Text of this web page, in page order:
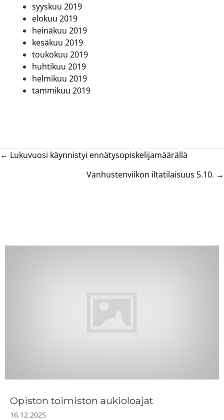
syyskuu 2019
elokuu 2019
heinäkuu 2019
kesäkuu 2019
toukokuu 2019
huhtikuu 2019
helmikuu 2019
tammikuu 2019
Posts
← Lukuvuosi käynnistyi ennätysopiskelijamäärällä
Vanhustenviikon iltatilaisuus 5.10. →
Opiston toimiston aukioloajat
16.12.2025